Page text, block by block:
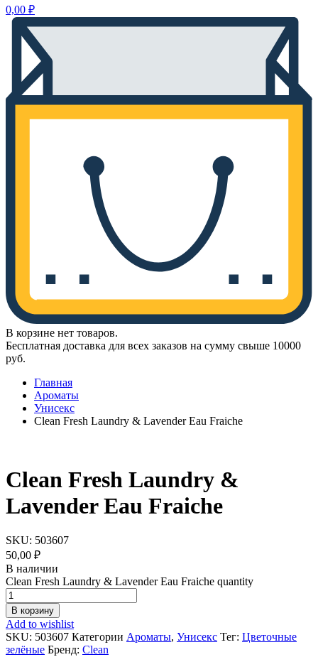
0,00 ₽
В корзине нет товаров.
Бесплатная доставка для всех заказов на сумму свыше 10000
руб.
Главная
Ароматы
Унисекс
Clean Fresh Laundry & Lavender Eau Fraiche
Clean Fresh Laundry &
Lavender Eau Fraiche
SKU: 503607
50,00 ₽
В наличии
Clean Fresh Laundry & Lavender Eau Fraiche quantity
В корзину
Add to wishlist
SKU: 503607 Категории Ароматы, Унисекс Тег: Цветочные
зелёные Бренд: Clean